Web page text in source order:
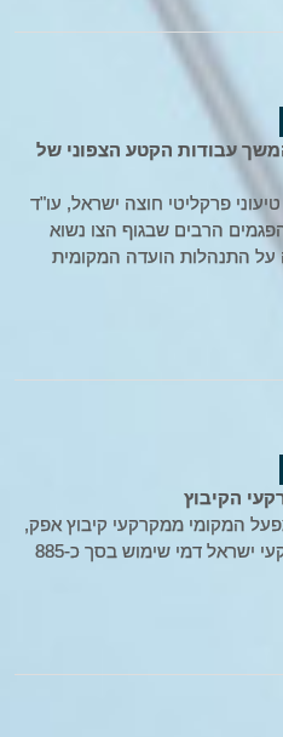
עבודות הקטע הצפוני של
פרקליטי חוצה ישראל, עו"ד
הרבים שבגוף הצו נשוא
התנהלות הועדה המקומית
הקיבוץ
המקומי ממקרקעי קיבוץ אפק,
וגם חייב אותו לשלם לרשות מקרקעי ישראל דמי שימוש בסך כ-885